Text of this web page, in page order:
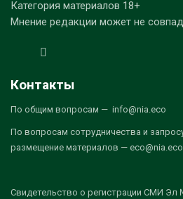
Категория материалов 18+
Мнение редакции может не
Контакты
По общим вопросам — info@nia.eco
По вопросам сотрудничества и
размещение материалов — eco@nia.eco
Свидетельство о регистрации СМИ Эл